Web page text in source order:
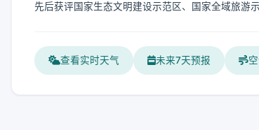
先后获评国家生态文明建设示范区、国家全域旅游
查看实时天气 未来7天预报